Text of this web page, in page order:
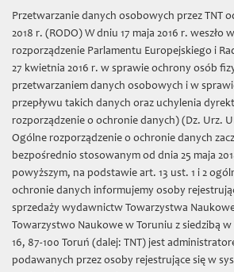
Wybierz język:
Mój koszyk | (0) 0 zł
Towarzystwo
Toruniu
Przetwarzanie danych osobowych przez TNT
2018 r. (RODO) W dniu 17 maja 2016 r. weszło
rozporządzenie Parlamentu Europejskiego i
27 kwietnia 2016 r. w sprawie ochrony osób
przetwarzaniem danych osobowych i w
przepływu takich danych oraz uchylenia
rozporządzenie o ochronie danych) (Dz. Urz.
Ogólne rozporządzenie o ochronie danych
bezpośrednio stosowanym od dnia 25 maja
powyższym, na podstawie art. 13 ust. 1 i 2
ochronie danych informujemy osoby
sprzedaży wydawnictw Towarzystwa
Towarzystwo Naukowe w Toruniu z siedzibą
16, 87-100 Toruń (dalej: TNT) jest
podawanych przez osoby rejestrujące się w